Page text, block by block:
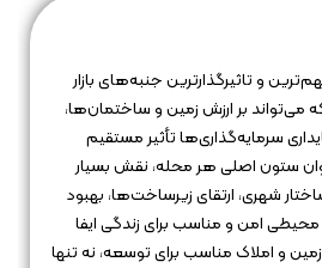
و تاثیرگذارترین جنبه‌های بازار
بر ارزش زمین و ساختمان‌ها،
سرمایه‌گذاری‌ها تأثیر مستقیم
ستون اصلی هر محله، نقش بسیار
شهری، ارتقای زیرساخت‌ها، بهبود
امن و مناسب برای زندگی ایفا
و املاک مناسب برای توسعه، نه تنها